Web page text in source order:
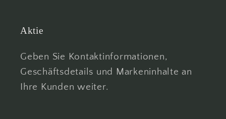
Aktie
Geben Sie Kontaktinformationen,
Geschäftsdetails und Markeninhalte an
Ihre Kunden weiter.